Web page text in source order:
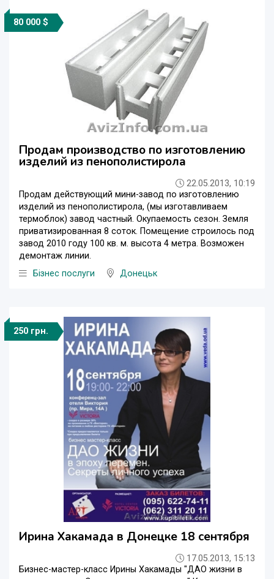
80 000 $
Продам производство по изготовлению
изделий из пенополистирола
22.05.2013, 10:19
Продам действующий мини-завод по изготовлению
изделий из пенополистирола, (мы изготавливаем
термоблок) завод частный. Окупаемость сезон. Земля
приватизированная 8 соток. Помещение строилось под
завод 2010 году 100 кв. м. высота 4 метра. Возможен
демонтаж линии.
Бізнес послуги
Донецьк
250 грн.
Ирина Хакамада в Донецке 18 сентября
17.05.2013, 15:13
Бизнес-мастер-класс Ирины Хакамады "ДАО жизни в